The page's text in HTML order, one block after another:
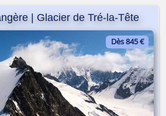
| Glacier de Tré-la-Tête
Dès 845 €